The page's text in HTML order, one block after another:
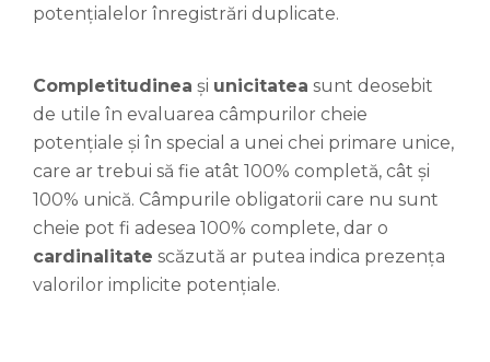
potențialelor înregistrări duplicate.
Completitudinea și unicitatea sunt deosebit
de utile în evaluarea câmpurilor cheie
potențiale și în special a unei chei primare unice,
care ar trebui să fie atât 100% completă, cât și
100% unică. Câmpurile obligatorii care nu sunt
cheie pot fi adesea 100% complete, dar o
cardinalitate scăzută ar putea indica prezența
valorilor implicite potențiale.